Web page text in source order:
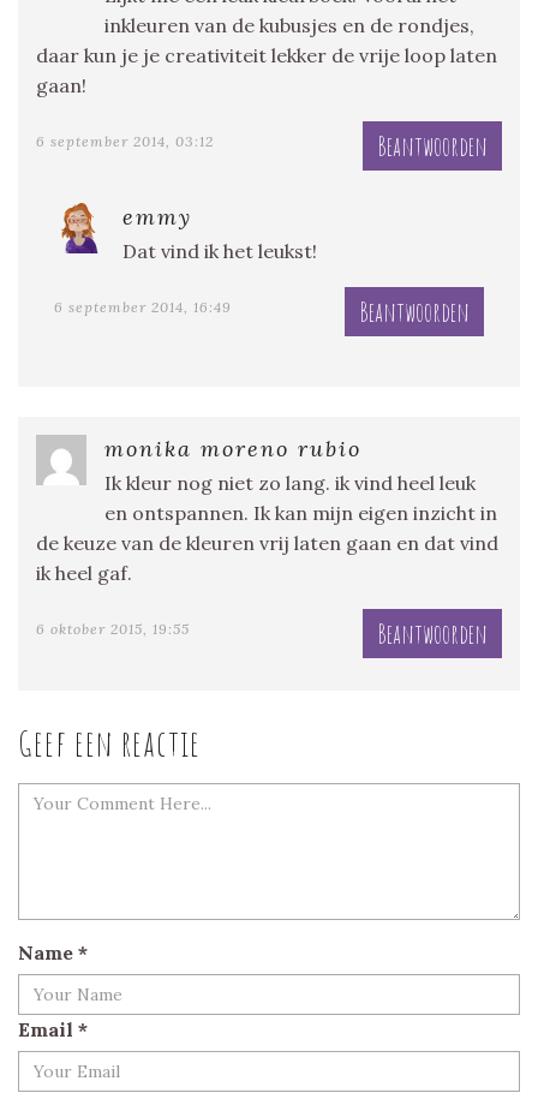
inkleuren van de kubusjes en de rondjes,
daar kun je je creativiteit lekker de vrije loop laten
gaan!
6 september 2014, 03:12 Beantwoorden
emmy
Dat vind ik het leukst!
6 september 2014, 16:49 Beantwoorden
monika moreno rubio
Ik kleur nog niet zo lang. ik vind heel leuk
en ontspannen. Ik kan mijn eigen inzicht in
de keuze van de kleuren vrij laten gaan en dat vind
ik heel gaf.
6 oktober 2015, 19:55 Beantwoorden
Geef een reactie
Name *
Email *